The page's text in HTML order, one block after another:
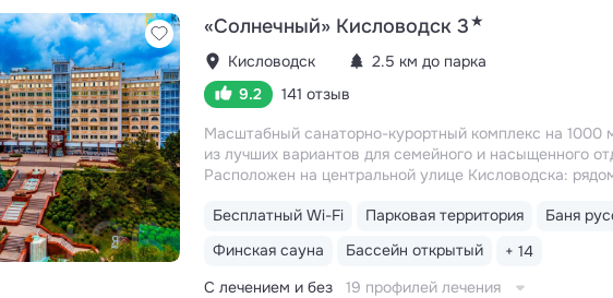
«Солнечный» Кисловодск 3★
Кисловодск
2.5 км до парка
9.2
141 отзыв
Масштабный санаторно-курортный комплекс на 1000
из лучших вариантов для семейного и насыщенного
Расположен на центральной улице Кисловодска:
трансфер до Курортного парка и основных
теплыми переходами: не надо выходить на улицу,
столовую, процедуры, бассейн
Бесплатный Wi-Fi Парковая территория
Баня
Финская сауна
Бассейн открытый
+ 14
С лечением и без
19 профилей лечения